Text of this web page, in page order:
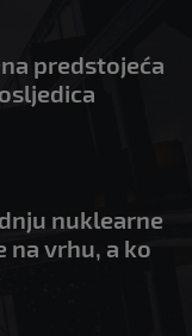
predstojeća
nuklearne
na vrhu, a ko